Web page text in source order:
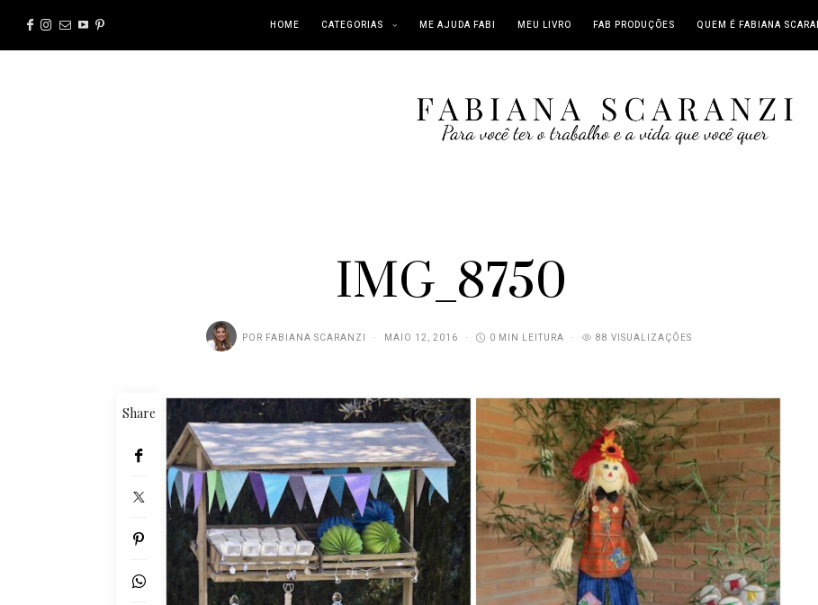
HOME CATEGORIAS ME AJUDA FABI MEU LIVRO FAB PRODUÇÕES QUEM É FABIANA
IMG_8750
POR FABIANA SCARANZI MAIO 12, 2016 0 MIN LEITURA 88 VISUALIZAÇÕES
Share